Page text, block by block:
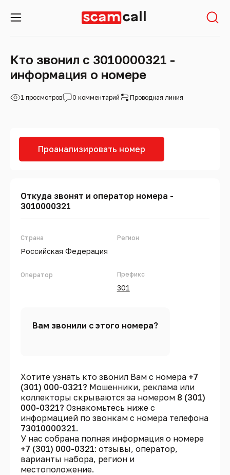
Кто звонил с 3010000321 -
информация о номере
1 просмотров 0 комментарий Проводная линия
Проанализировать номер
Откуда звонят и оператор номера -
3010000321
Страна
Российская Федерация
Оператор
Регион
Префикс
301
Вам звонили с этого номера?
Хотите узнать кто звонил Вам с номера +7
(301) 000-0321? Мошенники, реклама или
коллекторы скрываются за номером 8 (301)
000-0321? Ознакомьтесь ниже с
информацией по звонкам с номера телефона
73010000321.
У нас собрана полная информация о номере
+7 (301) 000-0321: отзывы, оператор,
варианты набора, регион и
местоположение.